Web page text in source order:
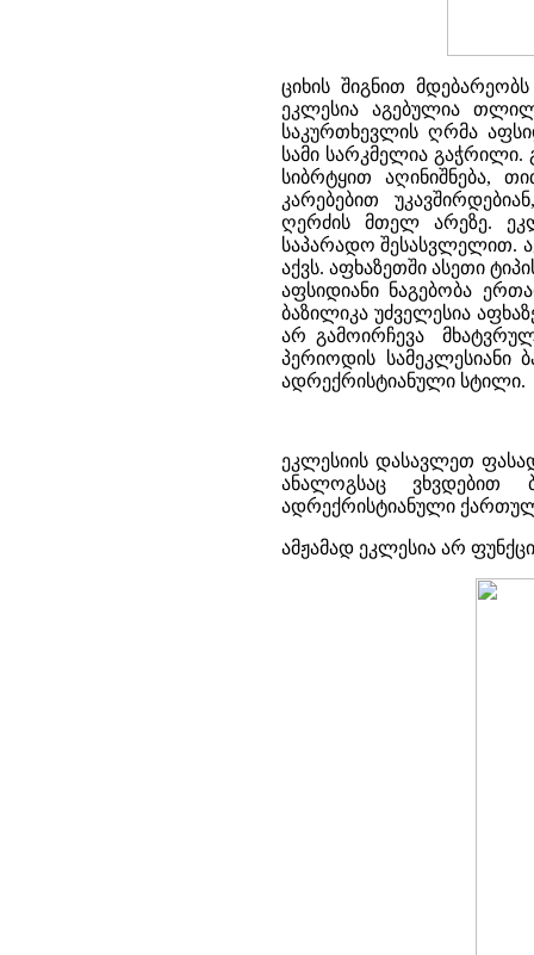
ციხის შიგნით
ეკლესია აგებულია
საკურთხევლის ღრმა
სამი სარკმელია გაჭრილი.
სიბრტყით აღინიშნება,
კარებებით
ღერძის მთელ არეზე.
საპარადო შესასვლელით.
აქვს. აფხაზეთში ასეთი
აფსიდიანი ნაგებობა
ბაზილიკა უძველესია
არ გამოირჩევა
პერიოდის სამეკლესიანი
ადრექრისტიანული სტილი.
ეკლესიის დასავლეთ
ანალოგსაც ვხვდებით
ადრექრისტიანული
ამჟამად ეკლესია არ